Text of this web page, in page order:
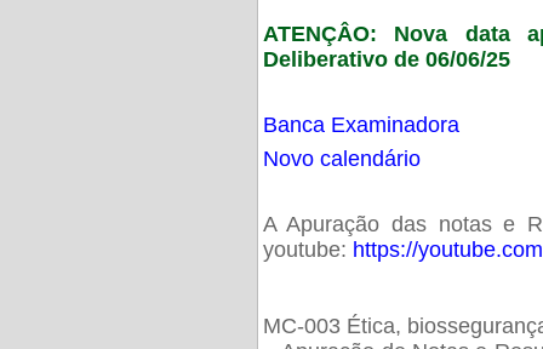
ATENÇÂO: Nova data
Deliberativo de 06/06/25
Banca Examinadora
Novo calendário
A Apuração das notas e
youtube: https://
MC-003 Ética,